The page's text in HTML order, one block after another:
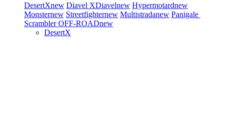
DesertXnew Diavel XDiavelnew Hypermotardnew
Monsternew Streetfighternew Multistradanew Panigale
ScramblerOFF-ROADnew
DesertX